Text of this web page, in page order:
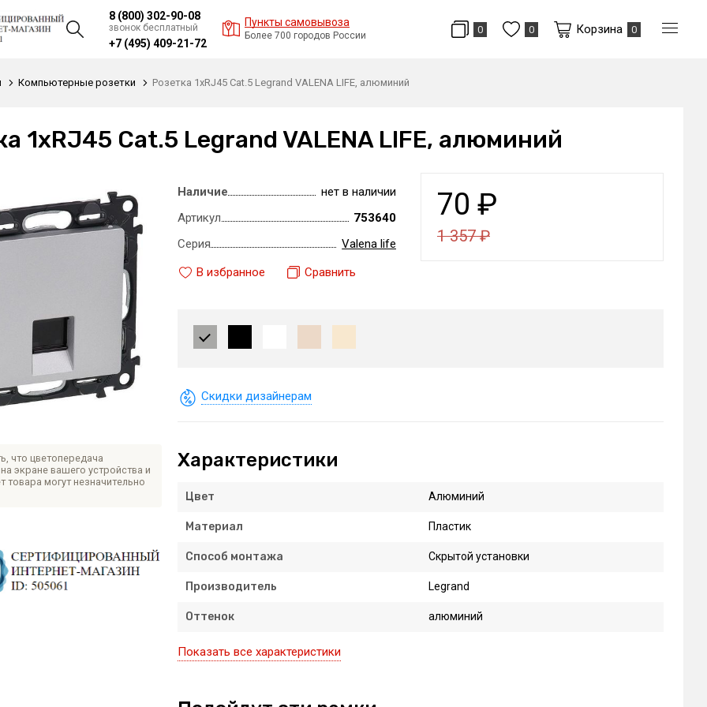
8 (800) 302-90-08
звонок бесплатный
+7 (495) 409-21-72
Пункты самовывоза
Более 700 городов России
0 0 Корзина 0
Компьютерные розетки Розетка 1xRJ45 Cat.5 Legrand VALENA LIFE, алюминий
1xRJ45 Cat.5 Legrand VALENA LIFE, алюминий
что цветопередача
экране вашего устройства и
товара могут незначительно
70 ₽
1 357₽
Наличие
нет в наличии
Артикул
753640
Серия
Valena life
В избранное
Сравнить
Скидки дизайнерам
Характеристики
Цвет Алюминий
Материал Пластик
Способ монтажа Скрытой установки
Производитель Legrand
Оттенок алюминий
Показать все характеристики